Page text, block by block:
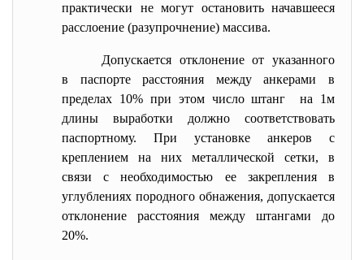
практически не могут остановить начавшееся
расслоение (разупрочнение) массива.
Допускается отклонение от указанного
в паспорте расстояния между анкерами в
пределах 10% при этом число штанг на 1м
длины выработки должно соответствовать
паспортному. При установке анкеров с
креплением на них металлической сетки, в
связи с необходимостью ее закрепления в
углублениях породного обнажения, допускается
отклонение расстояния между штангами до
20%.